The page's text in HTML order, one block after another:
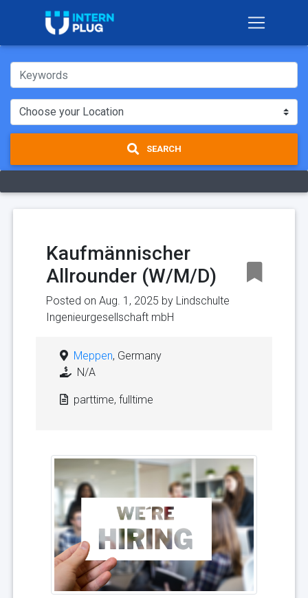
SEARCH
Kaufmännischer
Allrounder (W/M/D)
Posted on Aug. 1, 2025 by Lindschulte
Ingenieurgesellschaft mbH
Meppen, Germany
N/A
parttime, fulltime